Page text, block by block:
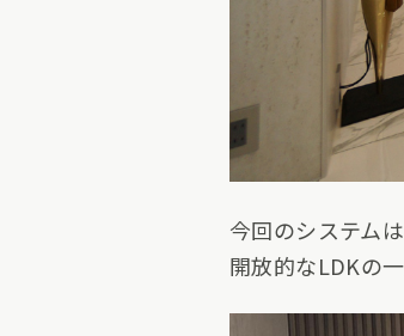
今回のシステム
開放的なLDKの